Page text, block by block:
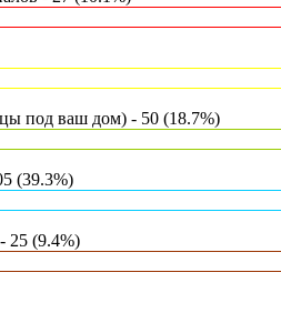
под ваш дом) - 50 (18.7%)
(39.3%)
25 (9.4%)